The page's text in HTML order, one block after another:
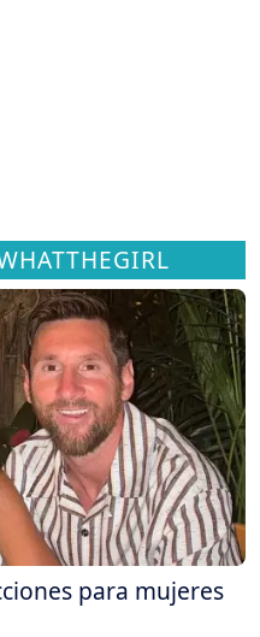
para mujeres